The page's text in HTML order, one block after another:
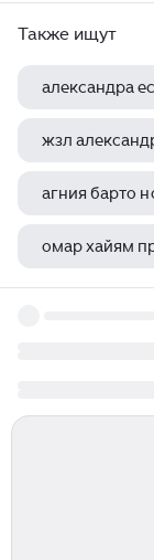
Также ищут
александра
жзл
агния барто
омар хайям